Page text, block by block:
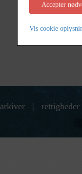
arkiver | rettigheder
Accepter
Vis cookie